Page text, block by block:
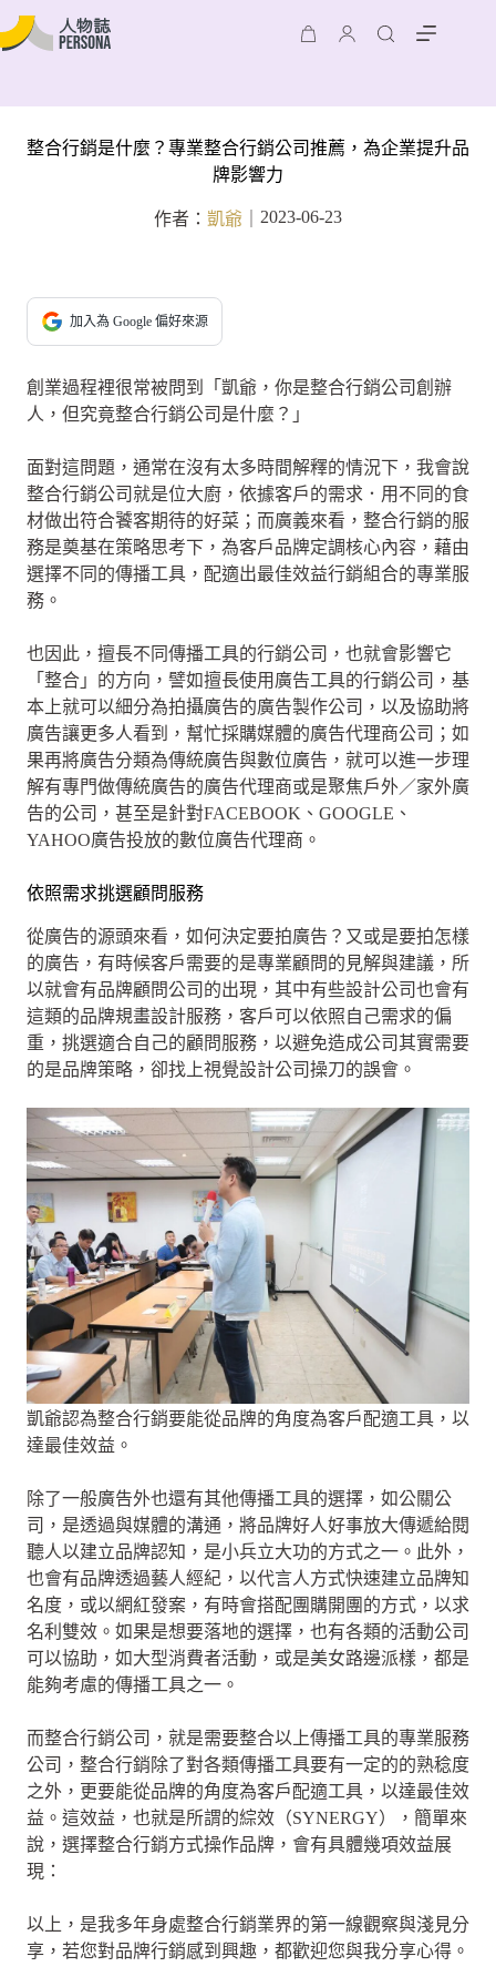
整合行銷是什麼？專業整合行銷公司推薦，為企業提升品
牌影響力
作者： 凱爺 2023-06-23
加入為 Google 偏好來源
創業過程裡很常被問到「凱爺，你是整合行銷公司創辦
人，但究竟整合行銷公司是什麼？」
面對這問題，通常在沒有太多時間解釋的情況下，我會說
整合行銷公司就是位大廚，依據客戶的需求．用不同的食
材做出符合饕客期待的好菜；而廣義來看，整合行銷的服
務是奠基在策略思考下，為客戶品牌定調核心內容，藉由
選擇不同的傳播工具，配適出最佳效益行銷組合的專業服
務。
也因此，擅長不同傳播工具的行銷公司，也就會影響它
「整合」的方向，譬如擅長使用廣告工具的行銷公司，基
本上就可以細分為拍攝廣告的廣告製作公司，以及協助將
廣告讓更多人看到，幫忙採購媒體的廣告代理商公司；如
果再將廣告分類為傳統廣告與數位廣告，就可以進一步理
解有專門做傳統廣告的廣告代理商或是聚焦戶外／家外廣
告的公司，甚至是針對FACEBOOK、GOOGLE、
YAHOO廣告投放的數位廣告代理商。
依照需求挑選顧問服務
從廣告的源頭來看，如何決定要拍廣告？又或是要拍怎樣
的廣告，有時候客戶需要的是專業顧問的見解與建議，所
以就會有品牌顧問公司的出現，其中有些設計公司也會有
這類的品牌規畫設計服務，客戶可以依照自己需求的偏
重，挑選適合自己的顧問服務，以避免造成公司其實需要
的是品牌策略，卻找上視覺設計公司操刀的誤會。
凱爺認為整合行銷要能從品牌的角度為客戶配適工具，以
達最佳效益。
除了一般廣告外也還有其他傳播工具的選擇，如公關公
司，是透過與媒體的溝通，將品牌好人好事放大傳遞給閱
聽人以建立品牌認知，是小兵立大功的方式之一。此外，
也會有品牌透過藝人經紀，以代言人方式快速建立品牌知
名度，或以網紅發案，有時會搭配團購開團的方式，以求
名利雙效。如果是想要落地的選擇，也有各類的活動公司
可以協助，如大型消費者活動，或是美女路邊派樣，都是
能夠考慮的傳播工具之一。
而整合行銷公司，就是需要整合以上傳播工具的專業服務
公司，整合行銷除了對各類傳播工具要有一定的的熟稔度
之外，更要能從品牌的角度為客戶配適工具，以達最佳效
益。這效益，也就是所謂的綜效（SYNERGY），簡單來
說，選擇整合行銷方式操作品牌，會有具體幾項效益展
現：
以上，是我多年身處整合行銷業界的第一線觀察與淺見分
享，若您對品牌行銷感到興趣，都歡迎您與我分享心得。